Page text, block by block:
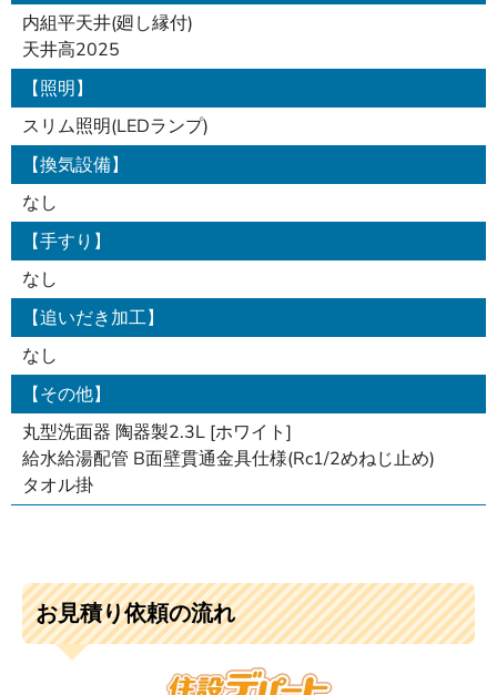
内組平天井(廻し縁付)
天井高2025
【照明】
スリム照明(LEDランプ)
【換気設備】
なし
【手すり】
なし
【追いだき加工】
なし
【その他】
丸型洗面器 陶器製2.3L [ホワイト]
給水給湯配管 B面壁貫通金具仕様(Rc1/2めねじ止め)
タオル掛
お見積り依頼の流れ